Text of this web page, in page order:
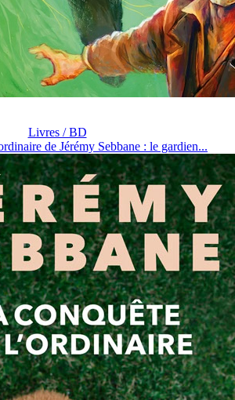
Livres / BD
de Jérémy Sebbane : le gardien...